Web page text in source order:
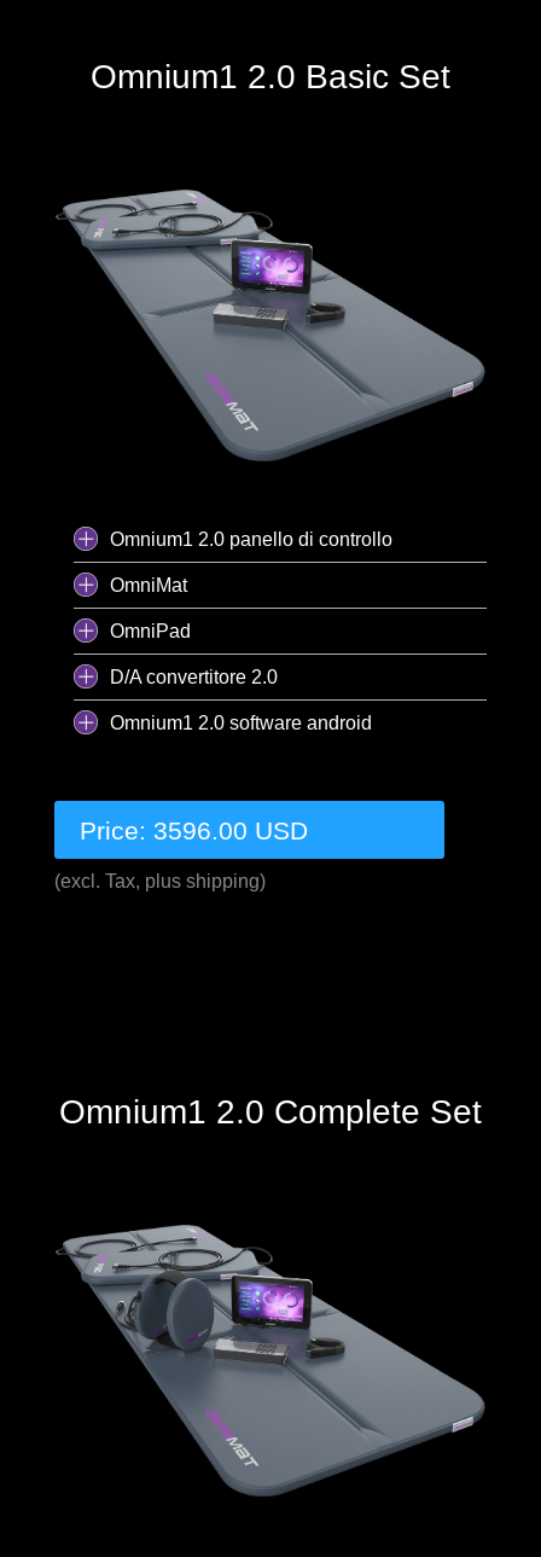
Omnium1 2.0 Basic Set
Omnium1 2.0 panello di controllo
OmniMat
OmniPad
D/A convertitore 2.0
Omnium1 2.0 software android
Price: 3596.00 USD
(excl. Tax, plus shipping)
Omnium1 2.0 Complete Set